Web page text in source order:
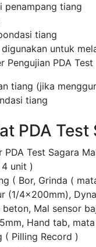
penampang tiang
tiang
untuk
Pengujian PDA Test
tiang (jika
tiang
PDA Test
Test Sagara
unit )
( Bor, Grinda (
(1/4x200mm),
beton, Mal sensor
Hand tab,
( Pilling Record )